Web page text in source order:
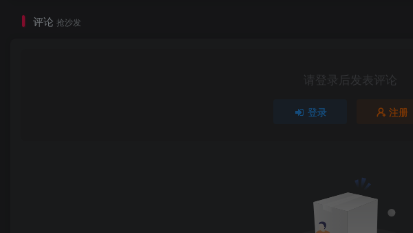
评论 抢沙发
请登录后发表评论
登录 注册